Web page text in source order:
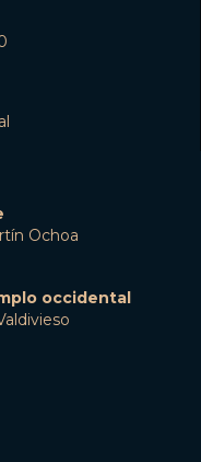
Ochoa
occidental